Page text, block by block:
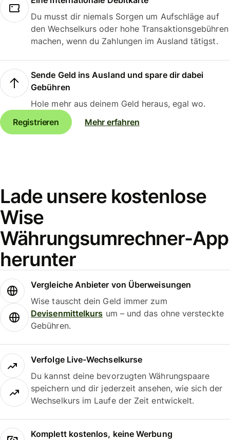
Du musst dir niemals Sorgen um Aufschläge auf
den Wechselkurs oder hohe Transaktionsgebühren
machen, wenn du Zahlungen im Ausland tätigst.
Sende Geld ins Ausland und spare dir dabei
Gebühren
Hole mehr aus deinem Geld heraus, egal wo.
Registrieren
Mehr erfahren
Lade unsere kostenlose
Wise
Währungsumrechner-App
herunter
Vergleiche Anbieter von Überweisungen
Wise tauscht dein Geld immer zum
Devisenmittelkurs um – und das ohne versteckte
Gebühren.
Verfolge Live-Wechselkurse
Du kannst deine bevorzugten Währungspaare
speichern und dir jederzeit ansehen, wie sich der
Wechselkurs im Laufe der Zeit entwickelt.
Komplett kostenlos, keine Werbung